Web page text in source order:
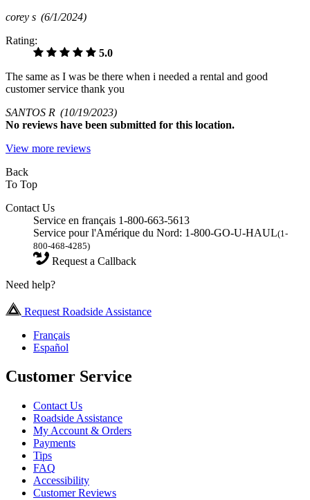
corey s (6/1/2024)
Rating:
5.0
The same as I was be there when i needed a rental and good
customer service thank you
SANTOS R (10/19/2023)
No reviews have been submitted for this location.
View more reviews
Back
To Top
Contact Us
Service en français 1-800-663-5613
Service pour l'Amérique du Nord: 1-800-GO-U-HAUL(1-
800-468-4285)
Request a Callback
Need help?
Request Roadside Assistance
Français
Español
Customer Service
Contact Us
Roadside Assistance
My Account & Orders
Payments
Tips
FAQ
Accessibility
Customer Reviews